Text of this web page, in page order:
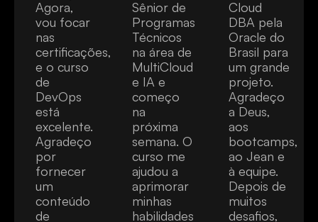
Agora,
vou focar
nas
certificações,
e o curso
de
DevOps
está
excelente.
Agradeço
por
fornecer
um
conteúdo
de
Sênior de
Programas
Técnicos
na área de
MultiCloud
e IA e
começo
na
próxima
semana. O
curso me
ajudou a
aprimorar
minhas
habilidades
Cloud
DBA pela
Oracle do
Brasil para
um grande
projeto.
Agradeço
a Deus,
aos
bootcamps,
ao Jean e
à equipe.
Depois de
muitos
desafios,